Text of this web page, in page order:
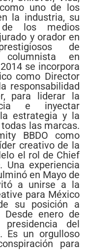
uno de los
la industria, su
de los medios
y orador en
de
en
se incorpora
como Director
responsabilidad
para liderar la
e inyectar
estrategia y la
las marcas.
BBDO como
creativo de la
el rol de Chief
Una experiencia
en Mayo de
a unirse a la
para México
su posición a
enero de
del
Es un orgulloso
para